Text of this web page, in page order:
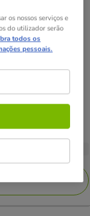
caes
os nossos serviços e
do utilizador serão
todos os
pessoais.